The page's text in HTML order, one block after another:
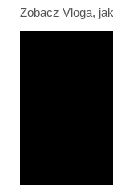
Zobacz Vloga,